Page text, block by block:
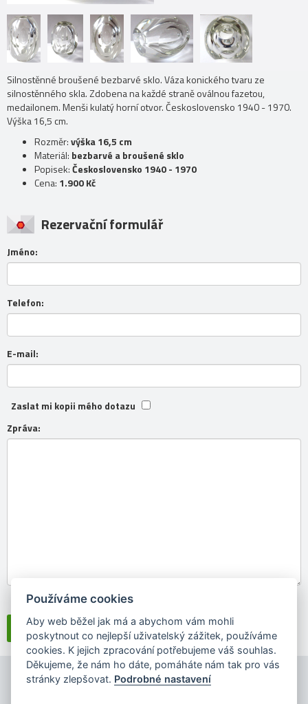
Silnostěnné broušené bezbarvé sklo. Váza konického tvaru ze
silnostěnného skla. Zdobena na každé straně oválnou fazetou,
medailonem. Menši kulatý horní otvor. Československo 1940 - 1970.
Výška 16,5 cm.
Rozměr:výška 16,5 cm
Materiál: bezbarvé a broušené sklo
Popisek:Československo 1940 - 1970
Cena: 1.900 Kč
Rezervační formulář
Jméno:
Telefon:
E-mail:
Zaslat mi kopii mého dotazu
Zpráva:
Souhlasím sezpracováním osobních údajů
Používáme cookies
Aby web běžel jak má a abychom vám mohli
poskytnout co nejlepší uživatelský zážitek, používáme
cookies. K jejich zpracování potřebujeme váš souhlas.
Děkujeme, že nám ho dáte, pomáháte nám tak pro vás
stránky zlepšovat. Podrobné nastavení